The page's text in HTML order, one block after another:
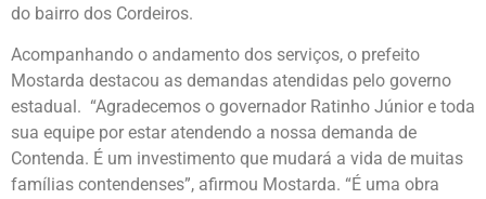
do bairro dos Cordeiros.
Acompanhando o andamento dos serviços, o prefeito
Mostarda destacou as demandas atendidas pelo governo
estadual. “Agradecemos o governador Ratinho Júnior e toda
sua equipe por estar atendendo a nossa demanda de
Contenda. É um investimento que mudará a vida de muitas
famílias contendenses”, afirmou Mostarda. “É uma obra